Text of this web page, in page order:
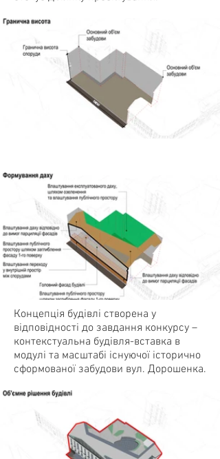
Концепція будівлі створена у
відповідності до завдання конкурсу –
контекстуальна будівля-вставка в
модулі та масштабі існуючої історично
сформованої забудови вул. Дорошенка.